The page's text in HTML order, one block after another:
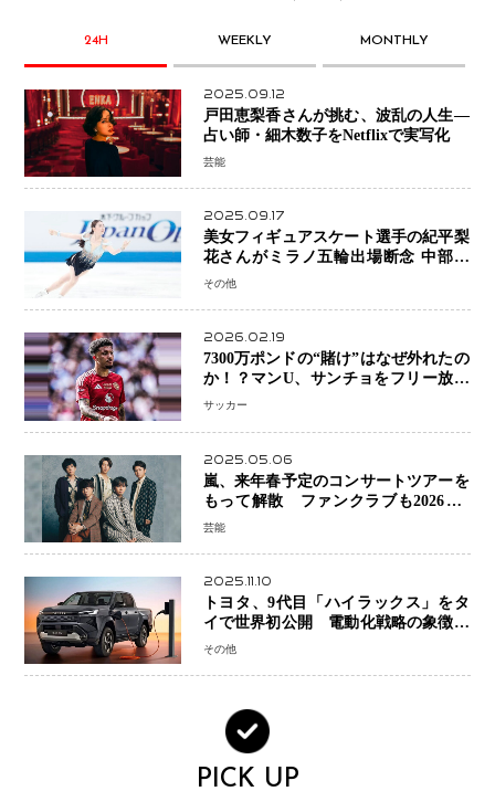
24H WEEKLY MONTHLY
2025.09.12
戸田恵梨香さんが挑む、波乱の人生―
占い師・細木数子をNetflixで実写化
芸能
2025.09.17
美女フィギュアスケート選手の紀平梨
花さんがミラノ五輪出場断念 中部選
手権欠場を発表「安全最優先の判断」
その他
2026.02.19
7300万ポンドの“賭け”はなぜ外れたの
か！？マンU、サンチョをフリー放出
へ・・・補強戦略の転換点に
サッカー
2025.05.06
嵐、来年春予定のコンサートツアーを
もって解散 ファンクラブも2026年5
月末で活動終了
芸能
2025.11.10
トヨタ、9代目「ハイラックス」をタ
イで世界初公開 電動化戦略の象徴と
なるBEVモデルを初設定
その他
PICK UP